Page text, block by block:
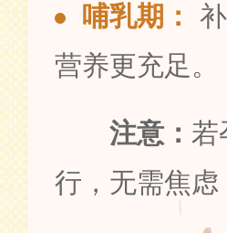
哺乳期：
营养更充足。
注意： 若
行，无需焦